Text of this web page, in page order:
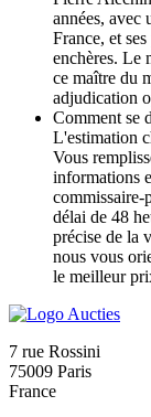
années, avec
France, et
enchères. Le
ce maître du
adjudication
Comment se
L'estimation
Vous
informations
commissaire-
délai de 48
précise de la
nous vous
le meilleur
7 rue Rossini
75009 Paris
France